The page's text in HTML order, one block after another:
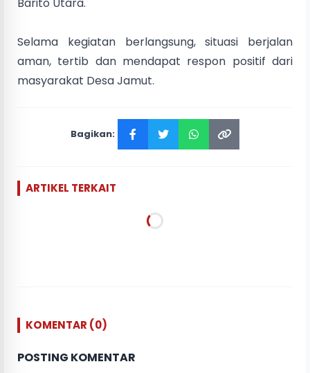
Selama kegiatan berlangsung, situasi berjalan
aman, tertib dan mendapat respon positif dari
masyarakat Desa Jamut.
Bagikan:
ARTIKEL TERKAIT
KOMENTAR (0)
POSTING KOMENTAR